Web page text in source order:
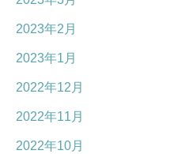
2023年2月
2023年1月
2022年12月
2022年11月
2022年10月